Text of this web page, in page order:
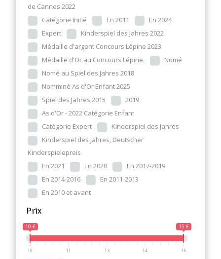
de Cannes 2022
Catégorie Initié
En 2011
En 2024
Expert
Kinderspiel des Jahres 2022
Médaille d'argent Concours Lépine 2023
Médaille d'Or au Concours Lépine.
Nomé
Nomé au Spiel des Jahres 2018
Nomminé As d'Or Enfant 2025
Spiel des Jahres 2015
2019
As d'Or - 2022 Catégorie Enfant
Catègorie Expert
Kinderspiel des Jahres
Kinderspiel des Jahres, Deutscher
Kinderspielepreis
En 2021
En 2020
En 2017-2019
En 2014-2016
En 2011-2013
En 2010 et avant
Prix
10 € 15 €
10 11 13 14 15